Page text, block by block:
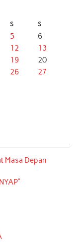
S S
5
6
12
13
19
20
26
27
Masa Depan